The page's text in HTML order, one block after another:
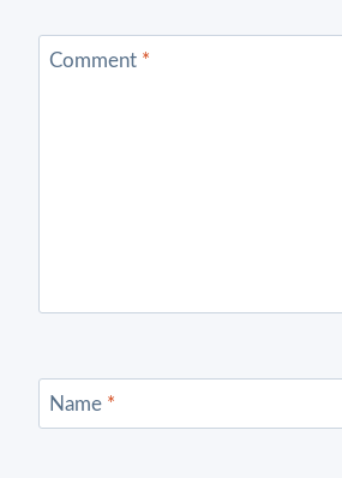
Comment *
Name *